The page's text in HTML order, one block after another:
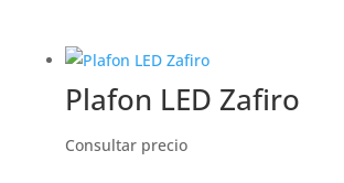
Plafon LED Zafiro
Consultar precio